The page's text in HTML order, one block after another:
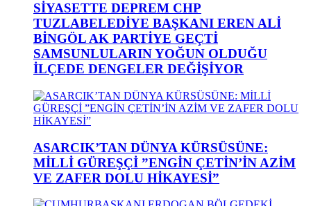
SİYASETTE DEPREM CHP
TUZLABELEDİYE BAŞKANI EREN ALİ
BİNGÖL AK PARTİYE GEÇTİ
SAMSUNLULARIN YOĞUN OLDUĞU
İLÇEDE DENGELER DEĞİŞİYOR
ASARCIK’TAN DÜNYA KÜRSÜSÜNE:
MİLLİ GÜREŞÇİ ”ENGİN ÇETİN’İN AZİM
VE ZAFER DOLU HİKAYESİ”